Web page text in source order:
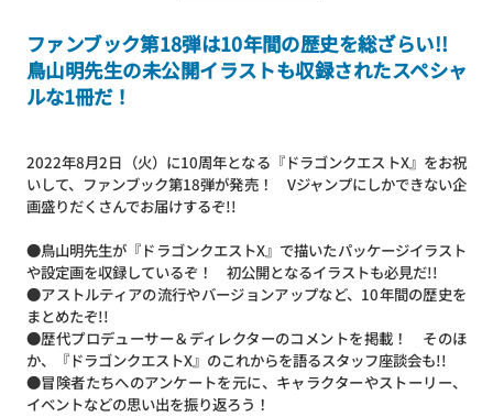
ファンブック第18弾は10年間の歴史を総ざらい!!
鳥山明先生の未公開イラストも収録されたスペシャ
ルな1冊だ！
2022年8月2日（火）に10周年となる『ドラゴンクエストX』をお祝
いして、ファンブック第18弾が発売！ Vジャンプにしかできない企
画盛りだくさんでお届けするぞ!!
●鳥山明先生が『ドラゴンクエストX』で描いたパッケージイラスト
や設定画を収録しているぞ！ 初公開となるイラストも必見だ!!
●アストルティアの流行やバージョンアップなど、10年間の歴史を
まとめたぞ!!
●歴代プロデューサー＆ディレクターのコメントを掲載！ そのほ
か、『ドラゴンクエストX』のこれからを語るスタッフ座談会も!!
●冒険者たちへのアンケートを元に、キャラクターやストーリー、
イベントなどの思い出を振り返ろう！